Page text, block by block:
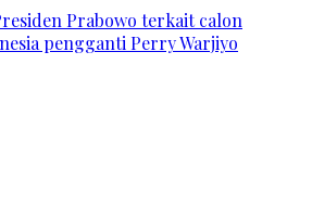
Prabowo terkait calon
pengganti Perry Warjiyo